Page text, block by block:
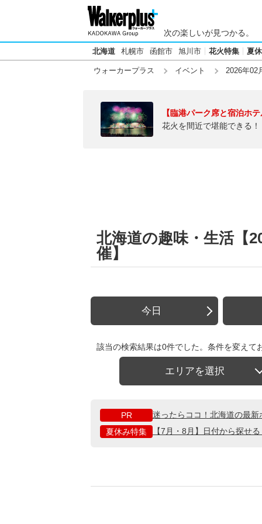
次の楽しいが見つかる。
北海道 札幌市 函館市 旭川市 花火特集 夏
ウォーカープラス イベント 2026年02
【臨港パーク席と宿泊ホ
花火を間近で堪能できる
北海道の趣味・生活【
催】
今日
該当の検索結果は0件でした。条件を変えて
エリアを選択
PR
迷ったらココ！北海道の最
夏休み特集
【7月・8月】日付から探せ